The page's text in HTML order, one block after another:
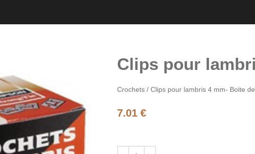
NOS ACCESSOIRES
Clips pour
Crochets / Clips pour lambris 4 mm- Boite
7.01 €